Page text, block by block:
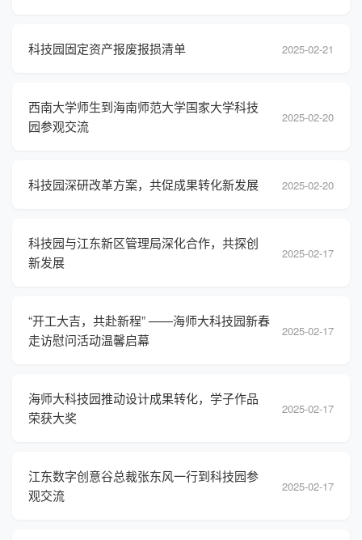
科技园固定资产报废报损清单 2025-02-21
西南大学师生到海南师范大学国家大学科技
园参观交流
2025-02-20
科技园深研改革方案，共促成果转化新发展 2025-02-20
科技园与江东新区管理局深化合作，共探创
新发展
2025-02-17
“开工大吉，共赴新程” ——海师大科技园新春
走访慰问活动温馨启幕
2025-02-17
海师大科技园推动设计成果转化，学子作品
荣获大奖
2025-02-17
江东数字创意谷总裁张东风一行到科技园参
观交流
2025-02-17